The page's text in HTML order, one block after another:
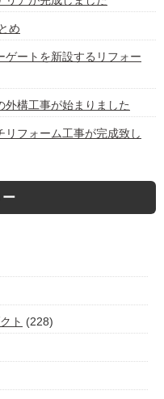
め
ゲートを新設するリフォー
外構工事が始まりました
リフォーム工事が完成致し
ー
ト (228)